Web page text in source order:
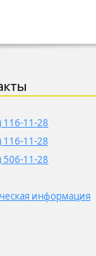
116-11-28
116-11-28
506-11-28
информация